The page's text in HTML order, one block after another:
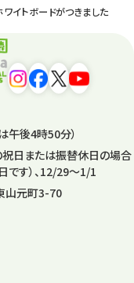
イトボードがつきました
14
午後4時50分）
日または振替休日の場合
す）、12/29～1/1
山元町3-70